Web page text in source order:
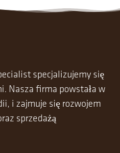
specjalizujemy się
Nasza firma powstała w
i zajmuje się rozwojem
sprzedażą